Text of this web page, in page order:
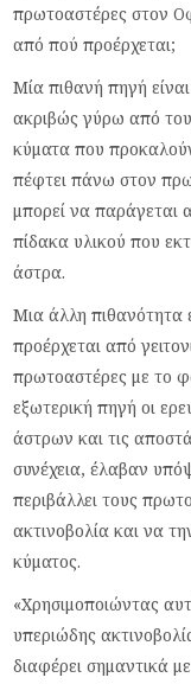
πρωτοαστέρες στον
από πού προέρχεται;
Μία πιθανή πηγή
ακριβώς γύρω από
κύματα που
πέφτει πάνω στον
μπορεί να παράγεται
πίδακα υλικού που
άστρα.
Μια άλλη πιθανότητα
προέρχεται από
πρωτοαστέρες με το
εξωτερική πηγή οι
άστρων και τις
συνέχεια, έλαβαν
περιβάλλει τους
ακτινοβολία και να
κύματος.
«Χρησιμοποιώντας
υπεριώδης
διαφέρει σημαντικά